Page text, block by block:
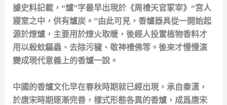
據史料記載，“爐”字最早出現於《周禮天官冢宰》“宮人
寢室之中，供有爐炭。”由此可見，香爐器具從一開始起
源於燎爐，主要用於燎火取暖，後經人投置植物香料才
用以殺蚊驅蟲、去除污穢、敬神禮佛等。後來才慢慢演
變成現代意義上的香爐一說。
中國的香爐文化早在春秋時期就已經出現，承自秦漢，
於唐宋時期逐漸完善，樣式形態各異的香爐，成爲唐宋